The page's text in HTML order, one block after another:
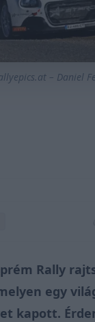
– Daniel
Rally
egy
kapott.